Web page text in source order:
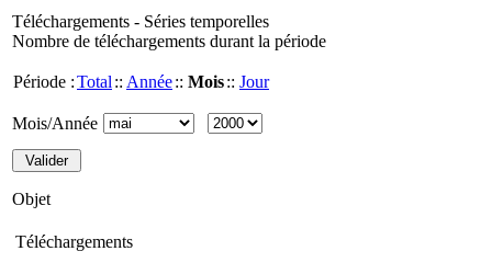
Téléchargements - Séries temporelles
Nombre de téléchargements durant la période
Période :Total :: Année:: Mois:: Jour
Mois/Année
Objet
Téléchargements